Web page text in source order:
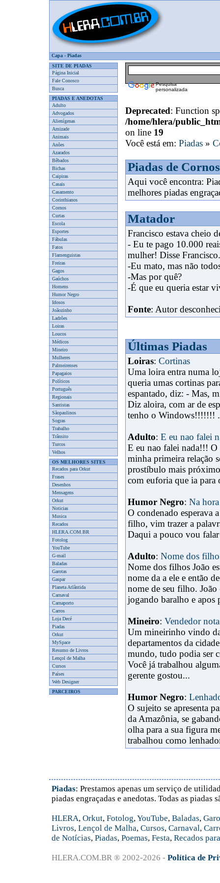
Capa - Piadas
SITE DE PIADAS
Página Inicial
Fale Conosco
Busca
PIADAS E ANEDOTAS
Adulto
Advogados
Alienígenas
Amizade
Animais
Anões
Azarados
Bêbados
Bichas
Caipiras
Casais
Casamento
Corinthianos
Cornos
Curtas
Escola
Esportes
Fábulas
Fatos
Flamenguistas
Freiras
Gagos
Gaúchos
Homens
Humor Negro
Idosos
Joãozinho
Ladrões
Loiras
Loucos
Médicos
Mineiro
Mulheres
Palmeirenses
Papagaios
Políticos
Português
Regionais
Santistas
Sãopaulinos
Sogras
Trabalho
Trânsito
Turcos
Velhos
OS MELHORES SITES
Recados para Orkut
Frases
Desenhos
Mensagens
Orkut
Noticias
Musica
Recados
HLERA.COM.BR
Fotolog
YouTube
G-mail
Baladas
Garotas
Gaspar
Planeta Atlântida
Carnaval
Carnaporto
Carros
Loja Decé
Piadas
Orkut
MySpace
Resumo de Livros
Lençol de Malha
Cursos
Países
Web Designer
PARCEIROS
Pesquisa
personalizada
Deprecated: Function
/home/hlera/
on line 19
Você está em: Piadas »
Piadas de Cornos
Aqui você encontra:
melhores piadas
Matador
Francisco estava cheio
- Eu te pago 10.000
mulher! Disse Francisco.
-Eu mato, mas não
-Mas por quê?
-É que eu queria estar
Fonte: Autor
Últimas Piadas
Loiras: Cortinas
Uma loira entra numa
queria umas cortinas
espantado, diz: - Mas,
Diz aloira, com ar de
tenho o Windows!!!!!!!
Adulto: E eu nao falei
E eu nao falei nada!!!
minha primeira relação
prostíbulo mais
com euforia que ia
Humor Negro: Na
O condenado esperava
filho, vim trazer a
Daqui a pouco vou
Adulto: Nome dos
Nome dos filhos João
nome da a ele e então
nome de seu filho.
jogando baralho e apos
Mineiro: Vendedor
Um mineirinho vindo
departamentos da
mundo, tudo podia ser
Você já trabalhou
gerente gostou...
Humor Negro:
O sujeito se apresenta
da Amazônia, se
olha para a sua figura
trabalhou como
Piadas: Prestamos apenas um serviço de
piadas engraçadas e anedotas. Todas as piadas
HLERA, Orkut, Fotolog,YouTube, Baladas,
Livros, Lençol de Malha, Cursos, Carnaval,
de Notícias, Piadas, Poemas, Festa, Recados
HLERA.COM.BR ® 2002-2026 - Política de